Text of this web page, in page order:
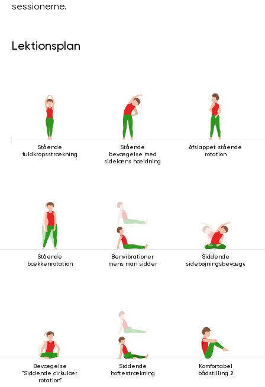
sessionerne.
Lektionsplan
Stående
fuldkropsstrækning
Stående
bevægelse med
sidelæns hældning
Afslappet stående
rotation
Stående
bækkenrotation
Benvibrationer
mens man sidder
Siddende
sidebøjningsbevægelse
Bevægelse
"Siddende cirkulær
rotation"
Siddende
hoftestrækning
Komfortabel
bådstilling 2